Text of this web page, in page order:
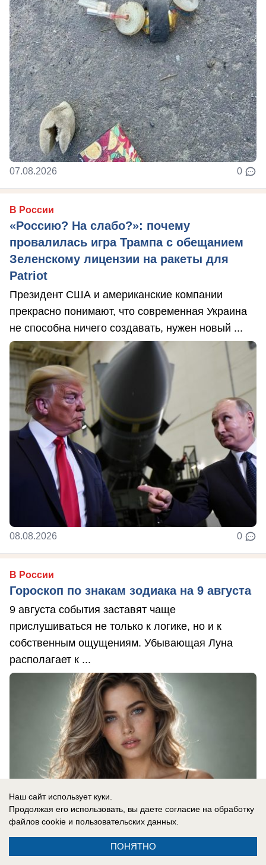
07.08.2026 0
В России
«Россию? На слабо?»: почему
провалилась игра Трампа с обещанием
Зеленскому лицензии на ракеты для
Patriot
Президент США и американские компании
прекрасно понимают, что современная Украина
не способна ничего создавать, нужен новый ...
08.08.2026 0
В России
Гороскоп по знакам зодиака на 9 августа
9 августа события заставят чаще
прислушиваться не только к логике, но и к
собственным ощущениям. Убывающая Луна
располагает к ...
Наш сайт использует куки.
Продолжая его использовать, вы даете согласие на обработку
файлов cookie и пользовательских данных.
ПОНЯТНО